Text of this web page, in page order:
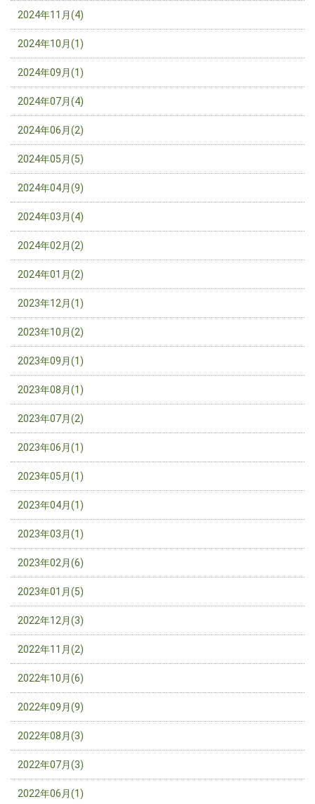
2024年11月(4)
2024年10月(1)
2024年09月(1)
2024年07月(4)
2024年06月(2)
2024年05月(5)
2024年04月(9)
2024年03月(4)
2024年02月(2)
2024年01月(2)
2023年12月(1)
2023年10月(2)
2023年09月(1)
2023年08月(1)
2023年07月(2)
2023年06月(1)
2023年05月(1)
2023年04月(1)
2023年03月(1)
2023年02月(6)
2023年01月(5)
2022年12月(3)
2022年11月(2)
2022年10月(6)
2022年09月(9)
2022年08月(3)
2022年07月(3)
2022年06月(1)